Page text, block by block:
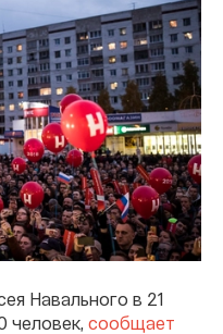
Навального в 21
человек, сообщает